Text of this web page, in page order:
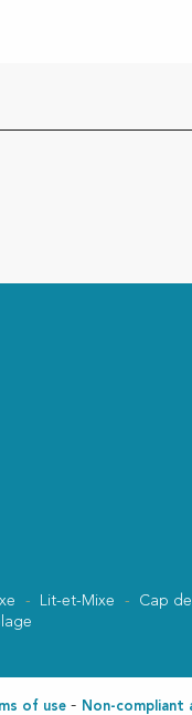
Lit-et-Mixe Cap
of use Non-compliant